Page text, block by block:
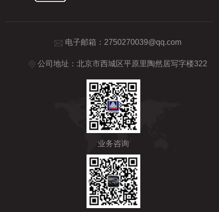
电子邮箱： 2750270039@qq.com
公司地址：北京市西城区平原里陶然居写字楼322
业务咨询